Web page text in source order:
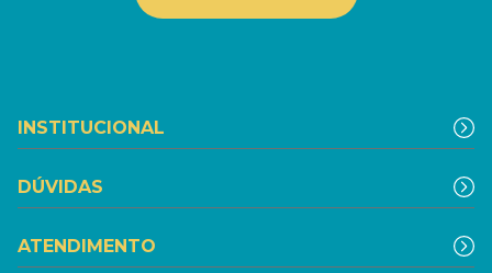
INSTITUCIONAL
DÚVIDAS
ATENDIMENTO